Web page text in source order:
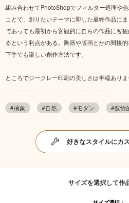
組み合わせてPhotoShopでフィルター処理や
ことで、創りたいテーマに即した最終作品に
であっても最初から客観的に自らの作品に客
るという利点がある。陶器や版画とかの間接
下手でも楽しい創作方法です。
ところでジークレー印刷の美しさは半端ありま
-----------------------------------------------------
#抽象 #自然 #モダン #叙情
好きなスタイルにカ
サイズを選択して作